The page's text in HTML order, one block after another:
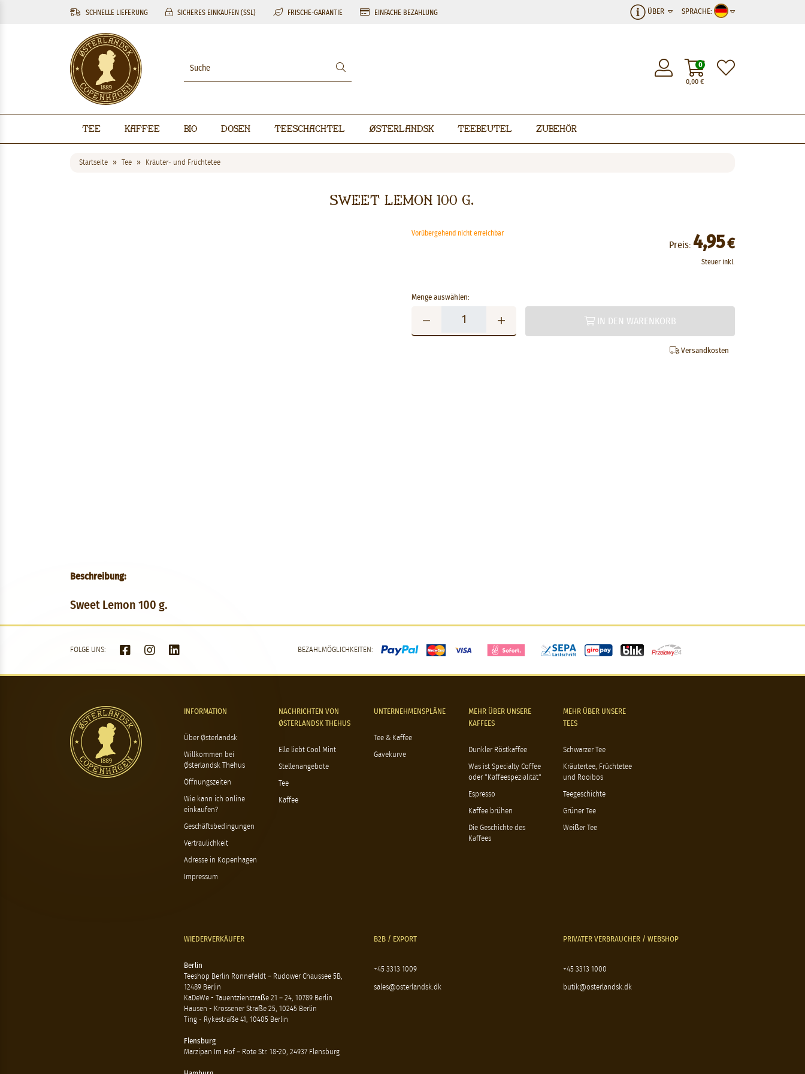
SCHNELLE LIEFERUNG SICHERES EINKAUFEN (SSL) FRISCHE-GARANTIE EINFACHE BEZAHLUNG SPRACHE:
ÜBER
0,00€
0
Tee Kaffee BIO Dosen Teeschachtel Østerlandsk Teebeutel Zubehör
Startseite Tee Kräuter- und Früchtetee
Sweet Lemon 100 g.
Vorübergehend nicht erreichbar
Preis: 4,95€
Steuer inkl.
Menge auswählen:
IN DEN WARENKORB
Versandkosten
Beschreibung:
Sweet Lemon 100 g.
FOLGE UNS: BEZAHLMÖGLICHKEITEN:
INFORMATION
Über Østerlandsk
Willkommen bei
Østerlandsk Thehus
Öffnungszeiten
Wie kann ich online
einkaufen?
Geschäftsbedingungen
Vertraulichkeit
Adresse in Kopenhagen
Impressum
NACHRICHTEN VON
ØSTERLANDSK THEHUS
Elle liebt Cool Mint
Stellenangebote
Tee
Kaffee
UNTERNEHMENSPLÄNE
Tee & Kaffee
Gavekurve
MEHR ÜBER UNSERE
KAFFEES
Dunkler Röstkaffee
Was ist Specialty Coffee
oder "Kaffeespezialität"
Espresso
Kaffee brühen
Die Geschichte des
Kaffees
MEHR ÜBER UNSERE
TEES
Schwarzer Tee
Kräutertee, Früchtetee
und Rooibos
Teegeschichte
Grüner Tee
Weißer Tee
WIEDERVERKÄUFER
Berlin
Teeshop Berlin Ronnefeldt – Rudower Chaussee 5B,
12489 Berlin
KaDeWe - Tauentzienstraße 21 – 24, 10789 Berlin
Hausen - Krossener Straße 25, 10245 Berlin
Ting - Rykestraße 41, 10405 Berlin
Flensburg
Marzipan Im Hof – Rote Str. 18-20, 24937 Flensburg
B2B / EXPORT
+45 3313 1009
sales@osterlandsk.dk
PRIVATER VERBRAUCHER / WEBSHOP
+45 3313 1000
butik@osterlandsk.dk